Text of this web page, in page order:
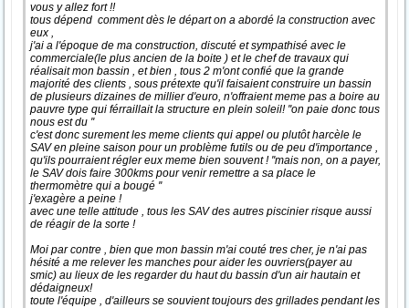
vous y allez fort !!
tous dépend comment dès le départ on a abordé la construction avec
eux ,
j'ai a l'époque de ma construction, discuté et sympathisé avec le
commerciale(le plus ancien de la boite ) et le chef de travaux qui
réalisait mon bassin , et bien , tous 2 m'ont confié que la grande
majorité des clients , sous prétexte qu'il faisaient construire un bassin
de plusieurs dizaines de millier d'euro, n'offraient meme pas a boire au
pauvre type qui férraillait la structure en plein soleil! ''on paie donc tous
nous est du ''
c'est donc surement les meme clients qui appel ou plutôt harcèle le
SAV en pleine saison pour un problème futils ou de peu d'importance ,
qu'ils pourraient régler eux meme bien souvent ! ''mais non, on a payer,
le SAV dois faire 300kms pour venir remettre a sa place le
thermomètre qui a bougé ''
j'exagère a peine !
avec une telle attitude , tous les SAV des autres piscinier risque aussi
de réagir de la sorte !
Moi par contre , bien que mon bassin m'ai couté tres cher, je n'ai pas
hésité a me relever les manches pour aider les ouvriers(payer au
smic) au lieux de les regarder du haut du bassin d'un air hautain et
dédaigneux!
toute l'équipe , d'ailleurs se souvient toujours des grillades pendant les